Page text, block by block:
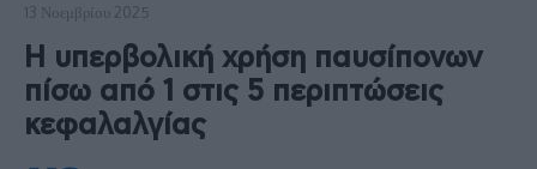
13 Νοεμβρίου 2025
Η υπερβολική χρήση παυσίπονων
πίσω από 1 στις 5 περιπτώσεις
κεφαλαλγίας